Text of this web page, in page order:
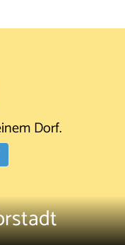
Dorf.